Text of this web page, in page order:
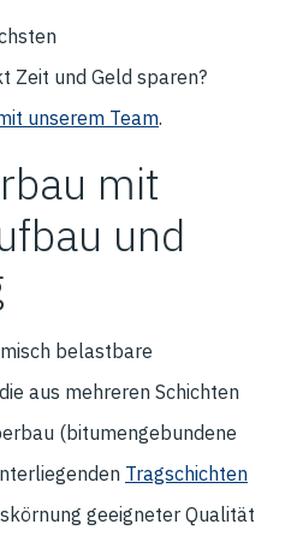
und Geld sparen?
unserem Team.
mit
und
belastbare
aus mehreren Schichten
(bitumengebundene
Tragschichten
geeigneter Qualität